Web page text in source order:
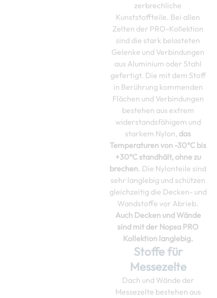
zerbrechliche
Kunststoffteile. Bei allen
Zelten der PRO-Kollektion
sind die stark belasteten
Gelenke und Verbindungen
aus Aluminium oder Stahl
gefertigt. Die mit dem Stoff
in Berührung kommenden
Flächen und Verbindungen
bestehen aus extrem
widerstandsfähigem und
starkem Nylon, das
Temperaturen von -30°C bis
+30°C standhält, ohne zu
brechen. Die Nylonteile sind
sehr langlebig und schützen
gleichzeitig die Decken- und
Wandstoffe vor Abrieb.
Auch Decken und Wände
sind mit der Nopsa PRO
Kollektion langlebig.
Stoffe für
Messezelte
Dach und Wände der
Messezelte bestehen aus